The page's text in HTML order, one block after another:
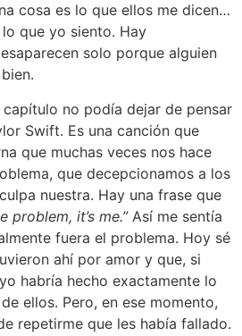
cosa es lo que ellos me dicen…
que yo siento. Hay
solo porque alguien
no podía dejar de pensar
Swift. Es una canción que
que muchas veces nos hace
que decepcionamos a los
nuestra. Hay una frase que
problem, it’s me.”Así me sentía
fuera el problema. Hoy sé
ahí por amor y que, si
habría hecho exactamente lo
ellos. Pero, en ese momento,
repetirme que les había fallado.